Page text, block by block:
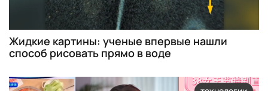
Жидкие картины: ученые впервые нашли
способ рисовать прямо в воде